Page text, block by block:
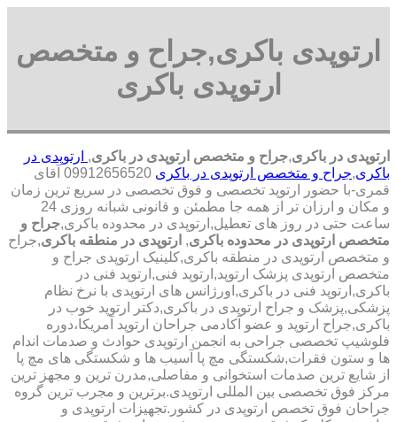
ارتوپدی باکری,جراح و متخصص
ارتوپدی باکری
ارتوپدی در باکری,جراح و متخصص ارتوپدی در باکری, ارتوپدی در
باکری,جراح و متخصص ارتوپدی در باکری
09912656520 آقای
قمری-با حضور ارتوپد تخصصی و فوق تخصصی در سریع ترین زمان
و مکان و ارزان تر از همه جا مطمئن و قانونی شبانه روزی 24
ساعت حتی در روز های تعطیل,ارتوپدی در محدوده باکری,جراح و
متخصص ارتوپدی در محدوده باکری, ارتوپدی در منطقه باکری,جراح
و متخصص ارتوپدی در منطقه باکری,کلینیک ارتوپدی جراح و
متخصص ارتوپدی پزشک ارتوپد,ارتوپد فنی,ارتوپد فنی در
باکری,ارتوپد فنی در باکری,اورژانس های ارتوپدی با نرخ نظام
پزشکی,پزشک و جراح ارتوپدی در باکری,دکتر ارتوپد خوب در
باکری,جراح ارتوپد و عضو آکادمی جراحان ارتوپد آمریکا،دوره
فلوشیپ تخصصی جراحی به انجمن ارتوپدی حوادث و صدمات اندام
ها و ستون فقرات,شکستگی مچ پا آسیب ها و شکستگی های مچ پا
از شایع ترین صدمات استخوانی و مفاصلی,مدرن ترین و مجهز ترین
مرکز فوق تخصصی بین المللی ارتوپدی.برترین ‏و ‏مجرب ‏ترین ‏گروه
‏جراحان ‏فوق ‏تخصص ‏ارتوپدی ‏در ‏کشور.تجهیزات ارتوپدی و